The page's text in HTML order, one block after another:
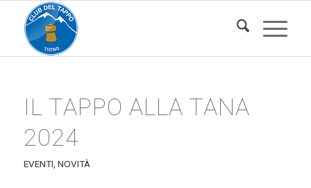
IL TAPPO ALLA TANA
2024
EVENTI NOVITÀ